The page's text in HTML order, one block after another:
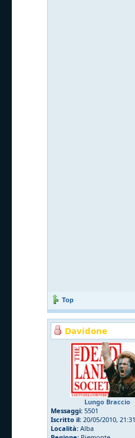
Top
Davidone
Lungo Braccio
Messaggi: 5501
Iscritto il: 20/05/2010, 21:31
Località: Alba